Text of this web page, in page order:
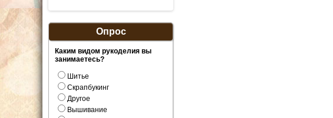
Опрос
Каким видом рукоделия вы
занимаетесь?
Шитье
Скрапбукинг
Другое
Вышивание